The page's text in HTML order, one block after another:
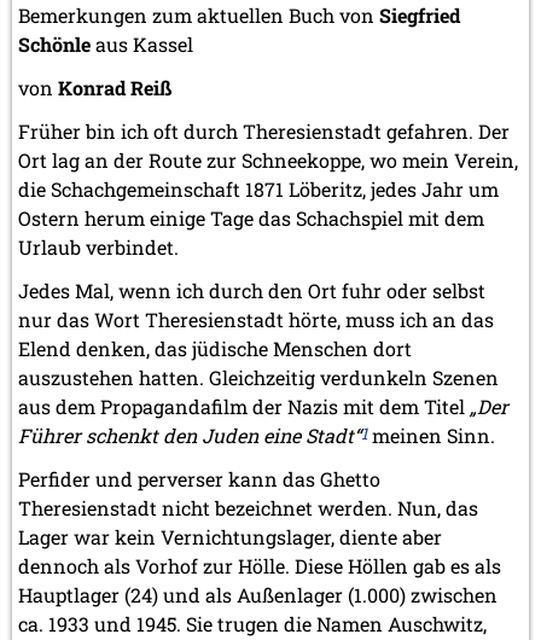
2017
Juni 2012 (1 Eintrag)
Mai 2012 (1 Eintrag)
April 2012 (6 Einträge)
März 2012 (2 Einträge)
Februar 2012 (3 Einträge)
Januar 2012 (5 Einträge)
2011
Dezember 2011 (1 Eintrag)
November 2011 (2 Einträge)
August 2011 (3 Einträge)
Juli 2011 (2 Einträge)
Juni 2011 (2 Einträge)
April 2011 (5 Einträge)
März 2011 (1 Eintrag)
Februar 2011 (1 Eintrag)
Januar 2011 (4 Einträge)
2010
Dezember 2010 (1 Eintrag)
Bemerkungen zum aktuellen Buch von Siegfried
Schönleaus Kassel
von Konrad Reiß
Früher bin ich oft durch Theresienstadt gefahren. Der
Ort lag an der Route zur Schneekoppe, wo mein Verein,
die Schachgemeinschaft 1871 Löberitz, jedes Jahr um
Ostern herum einige Tage das Schachspiel mit dem
Urlaub verbindet.
Jedes Mal, wenn ich durch den Ort fuhr oder selbst
nur das Wort Theresienstadt hörte, muss ich an das
Elend denken, das jüdische Menschen dort
auszustehen hatten. Gleichzeitig verdunkeln Szenen
aus dem Propagandafilm der Nazis mit dem Titel „Der
Führer schenkt den Juden eine Stadt“1meinen Sinn.
Perfider und perverser kann das Ghetto
Theresienstadt nicht bezeichnet werden. Nun, das
Lager war kein Vernichtungslager, diente aber
dennoch als Vorhof zur Hölle. Diese Höllen gab es als
Hauptlager (24) und als Außenlager (1.000) zwischen
ca. 1933 und 1945. Sie trugen die Namen Auschwitz,